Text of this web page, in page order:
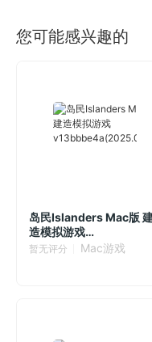
您可能感兴趣的
岛民Islanders Mac版
造模拟游戏
v13bbbe4a(2025.07.11)
暂无评分 Mac游戏